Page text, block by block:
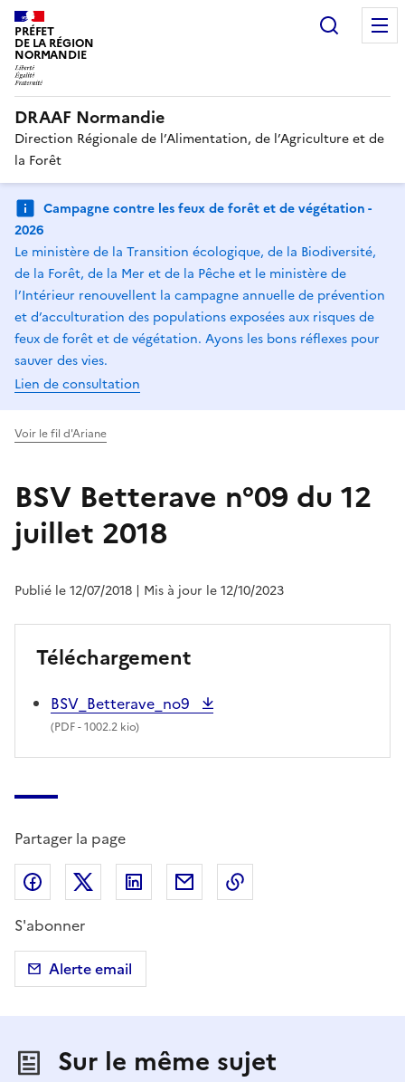
PRÉFET
DE LA RÉGION
NORMANDIE
DRAAF Normandie
Direction Régionale de l’Alimentation, de l’Agriculture et de
la Forêt
Campagne contre les feux de forêt et de végétation -
2026
Le ministère de la Transition écologique, de la Biodiversité,
de la Forêt, de la Mer et de la Pêche et le ministère de
l’Intérieur renouvellent la campagne annuelle de prévention
et d’acculturation des populations exposées aux risques de
feux de forêt et de végétation. Ayons les bons réflexes pour
sauver des vies.
Lien de consultation
Voir le fil d'Ariane
BSV Betterave n°09 du 12
juillet 2018
Publié le 12/07/2018 | Mis à jour le 12/10/2023
Téléchargement
BSV_Betterave_no9
(PDF- 1002.2 kio)
Partager la page
Partager sur Facebook
Partager sur X (anciennement Twitter)
Partager sur LinkedIn
Partager par email
S'abonner
Alerte email
Sur le même sujet